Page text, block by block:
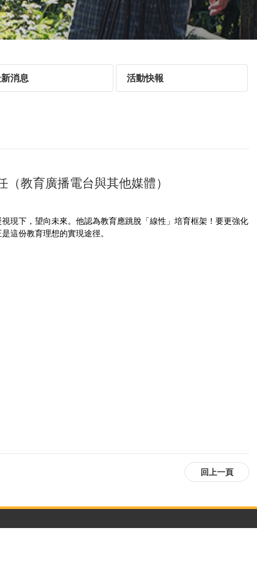
消息 活動快報
教育廣播電台與其他媒體）
現下，望向未來。他認為教育應跳脫「線性」培育框架！要更強化
這份教育理想的實現途徑。